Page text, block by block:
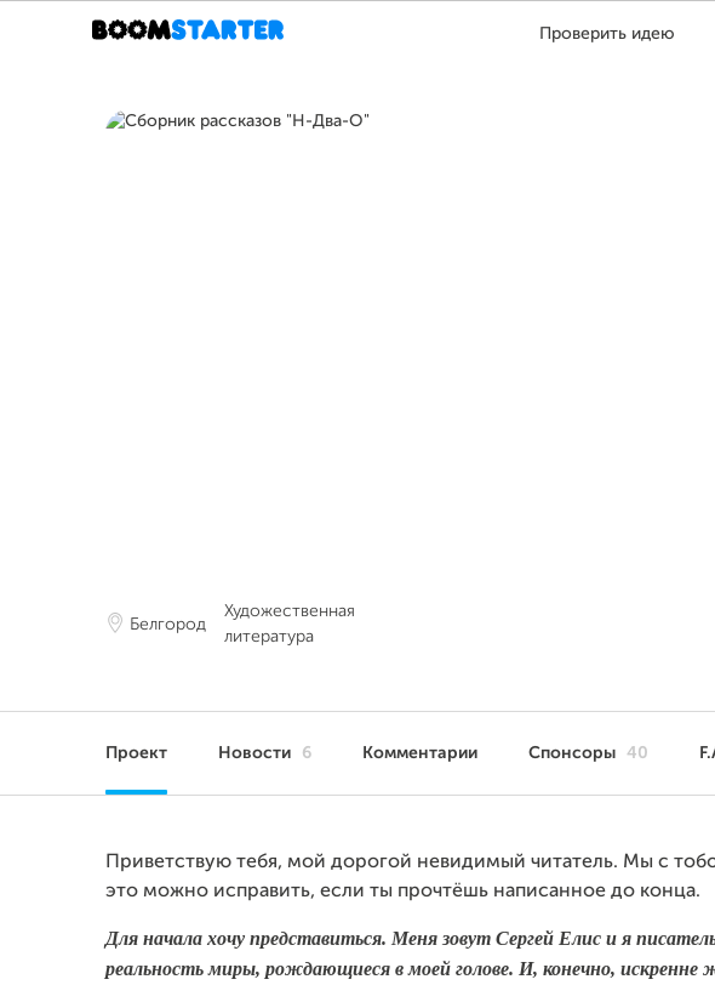
Проверить идею
Белгород
Художественная
литература
Проект Новости 6 Комментарии Спонсоры 40
Приветствую тебя, мой дорогой невидимый читатель. Мы с
это можно исправить, если ты прочтёшь написанное до конца.
Для начала хочу представиться. Меня зовут Сергей Елис и я
реальность миры, рождающиеся в моей голове. И, конечно,